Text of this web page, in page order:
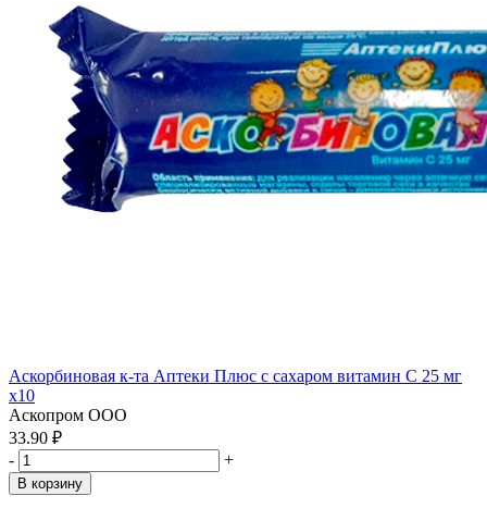
Аскорбиновая к-та Аптеки Плюс с сахаром витамин С 25 мг
x10
Аскопром ООО
33.90 ₽
-
+
В корзину